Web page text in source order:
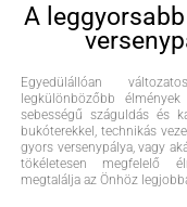
A
Egyedülállóan
legkülönbözőbb
sebességű száguldás és
bukóterekkel, technikás
gyors versenypálya, vagy
tökéletesen megfelelő
megtalálja az Önhöz